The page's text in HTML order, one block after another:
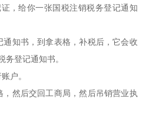
，给你一张国税注销税务登记通知
通知书，到拿表格，补税后，它会收
务登记通知书。
户。
，然后交回工商局，然后吊销营业执